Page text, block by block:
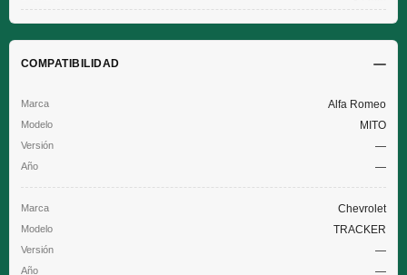
COMPATIBILIDAD
Alfa Romeo
MITO
—
—
Chevrolet
TRACKER
—
—